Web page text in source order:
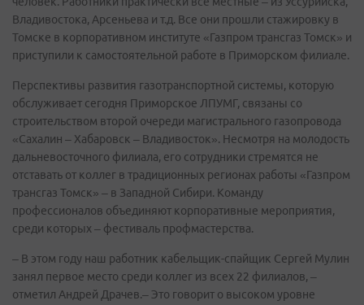
Владивостока, Арсеньева и т.д. Все они прошли стажировку в
Томске в корпоративном институте «Газпром трансгаз Томск» и
приступили к самостоятельной работе в Приморском филиале.
Перспективы развития газотранспортной системы, которую
обслуживает сегодня Приморское ЛПУМГ, связаны со
строительством второй очереди магистрального газопровода
«Сахалин – Хабаровск – Владивосток». Несмотря на молодость
дальневосточного филиала, его сотрудники стремятся не
отставать от коллег в традиционных регионах работы «Газпром
трансгаз Томск» – в Западной Сибири. Команду
профессионалов объединяют корпоративные мероприятия,
среди которых – фестиваль профмастерства.
– В этом году наш работник кабельщик-спайщик Сергей Мулин
занял первое место среди коллег из всех 22 филиалов, –
отметил Андрей Драчев.– Это говорит о высоком уровне